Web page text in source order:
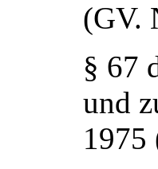
(GV.
§ 67
und
1975